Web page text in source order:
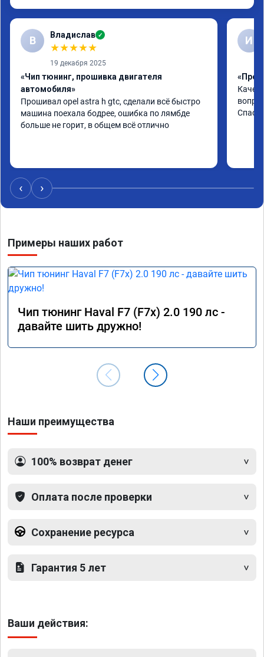
В Владислав ✓
★★★★★
19 декабря 2025
«Чип тюнинг, прошивка двигателя
автомобиля»
Прошивал opel astra h gtc, сделали всё быстро
машина поехала бодрее, ошибка по лямбде
больше не горит, в общем всё отлично
И
‹ ›
Примеры наших работ
Чип тюнинг Haval F7 (F7x) 2.0 190 лс -
давайте шить дружно!
Наши преимущества
100% возврат денег
Оплата после проверки
Сохранение ресурса
Гарантия 5 лет
Ваши действия: